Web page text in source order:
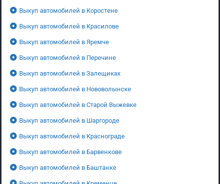
Выкуп автомобилей в Коростене
Выкуп автомобилей в Красилове
Выкуп автомобилей в Яремче
Выкуп автомобилей в Перечине
Выкуп автомобилей в Залещиках
Выкуп автомобилей в Нововолынске
Выкуп автомобилей в Старой Выжевке
Выкуп автомобилей в Шаргороде
Выкуп автомобилей в Краснограде
Выкуп автомобилей в Барвенкове
Выкуп автомобилей в Баштанке